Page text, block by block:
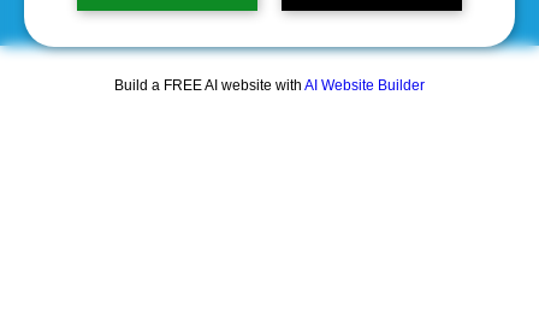
Build a FREE AI website with AI Website Builder